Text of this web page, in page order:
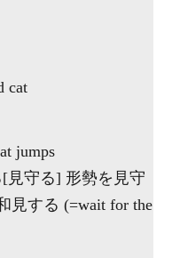
cat
jumps
見守る] 形勢を見守
見する (=wait for the